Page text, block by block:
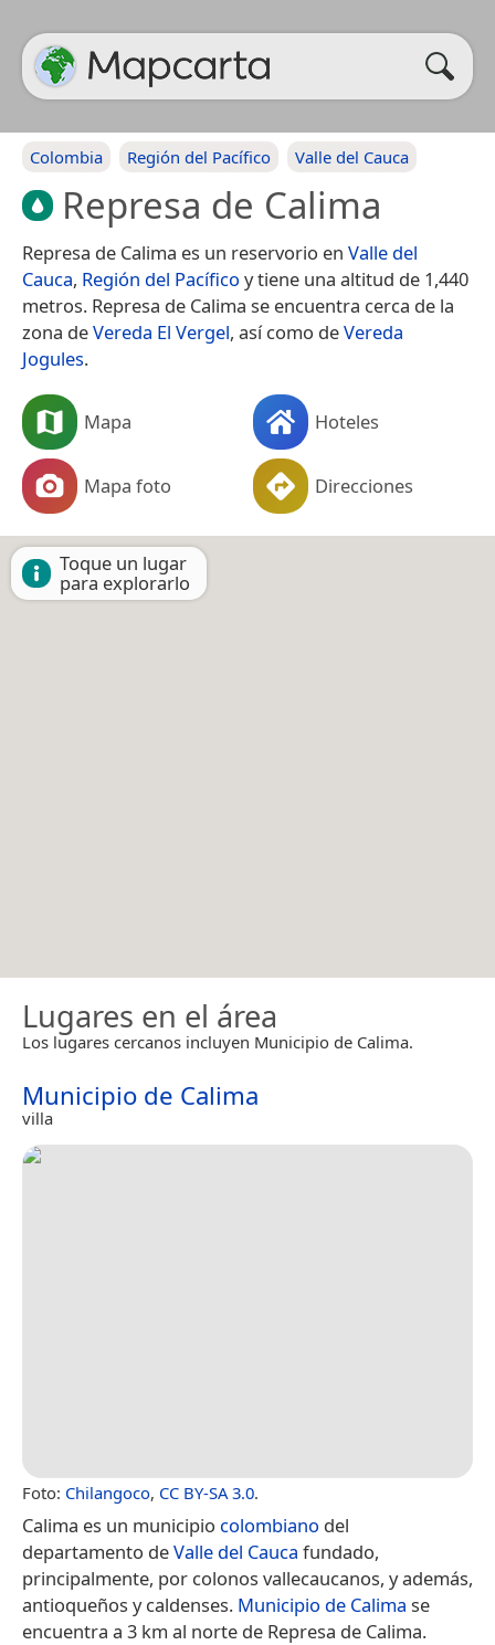
Colombia Región del Pacífico Valle del Cauca
Represa de Calima
Represa de Calima es un reservorio en Valle del
Cauca, Región del Pacífico y tiene una altitud de 1,440
metros. Represa de Calima se encuentra cerca de la
zona deVereda El Vergel, así como deVereda
Jogules.
Mapa Hoteles
Mapa foto Direcciones
Toque un lugar
para explorarlo
Lugares en el área
Los lugares cercanos incluyen Municipio de Calima.
Municipio de Calima
villa
Foto: Chilangoco, CC BY-SA 3.0.
Calima es un municipio colombiano del
departamento deValle del Cauca fundado,
principalmente, por colonos vallecaucanos, y además,
antioqueños y caldenses. Municipio de Calima se
encuentra a 3 km al norte de Represa de Calima.